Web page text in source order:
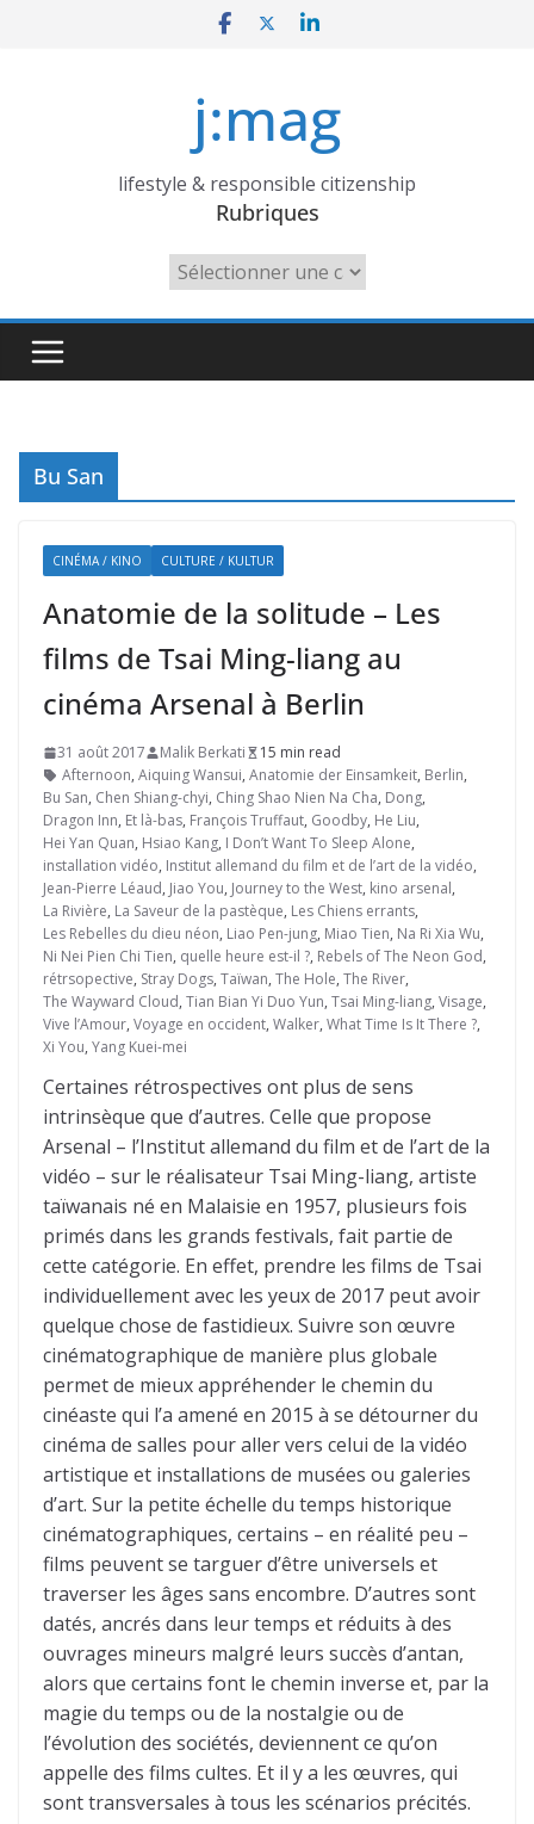
j:mag
lifestyle & responsible citizenship
Rubriques
Rubriques
Bu San
CINÉMA / KINO CULTURE / KULTUR
Anatomie de la solitude – Les
films de Tsai Ming-liang au
cinéma Arsenal à Berlin
31 août 2017 Malik Berkati
15 min read
Afternoon, Aiquing Wansui, Anatomie der Einsamkeit, Berlin,
Bu San, Chen Shiang-chyi, Ching Shao Nien Na Cha, Dong,
Dragon Inn, Et là-bas, François Truffaut, Goodby, He Liu,
Hei Yan Quan, Hsiao Kang, I Don’t Want To Sleep Alone,
installation vidéo, Institut allemand du film et de l’art de la vidéo,
Jean-Pierre Léaud, Jiao You, Journey to the West, kino arsenal,
La Rivière, La Saveur de la pastèque, Les Chiens errants,
Les Rebelles du dieu néon, Liao Pen-jung, Miao Tien, Na Ri Xia Wu,
Ni Nei Pien Chi Tien, quelle heure est-il ?, Rebels of The Neon God,
rétrsopective, Stray Dogs, Taïwan, The Hole, The River,
The Wayward Cloud, Tian Bian Yi Duo Yun, Tsai Ming-liang, Visage,
Vive l’Amour, Voyage en occident, Walker, What Time Is It There ?,
Xi You, Yang Kuei-mei
Certaines rétrospectives ont plus de sens
intrinsèque que d’autres. Celle que propose
Arsenal – l’Institut allemand du film et de l’art de la
vidéo – sur le réalisateur Tsai Ming-liang, artiste
taïwanais né en Malaisie en 1957, plusieurs fois
primés dans les grands festivals, fait partie de
cette catégorie. En effet, prendre les films de Tsai
individuellement avec les yeux de 2017 peut avoir
quelque chose de fastidieux. Suivre son œuvre
cinématographique de manière plus globale
permet de mieux appréhender le chemin du
cinéaste qui l’a amené en 2015 à se détourner du
cinéma de salles pour aller vers celui de la vidéo
artistique et installations de musées ou galeries
d’art. Sur la petite échelle du temps historique
cinématographiques, certains – en réalité peu –
films peuvent se targuer d’être universels et
traverser les âges sans encombre. D’autres sont
datés, ancrés dans leur temps et réduits à des
ouvrages mineurs malgré leurs succès d’antan,
alors que certains font le chemin inverse et, par la
magie du temps ou de la nostalgie ou de
l’évolution des sociétés, deviennent ce qu’on
appelle des films cultes. Et il y a les œuvres, qui
sont transversales à tous les scénarios précités.